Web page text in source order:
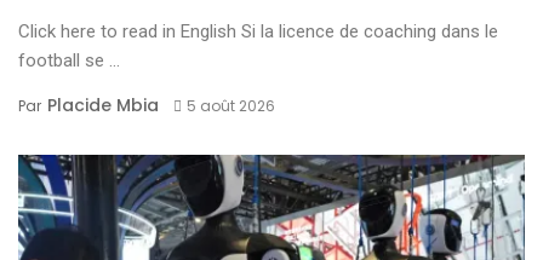
Click here to read in English Si la licence de coaching dans le
football se ...
Par Placide Mbia 5 août 2026